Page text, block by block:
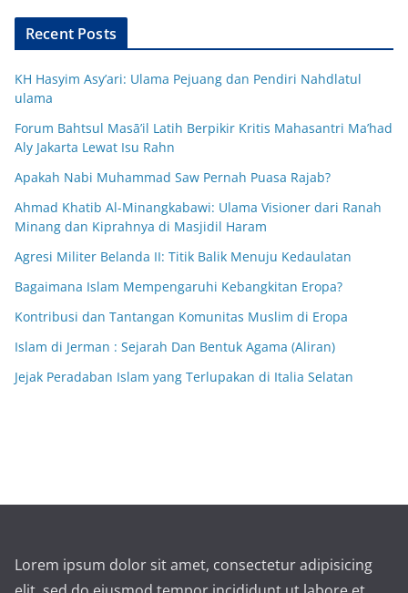
Recent Posts
KH Hasyim Asy’ari: Ulama Pejuang dan Pendiri Nahdlatul
ulama
Forum Bahtsul Masā’il Latih Berpikir Kritis Mahasantri Ma’had
Aly Jakarta Lewat Isu Rahn
Apakah Nabi Muhammad Saw Pernah Puasa Rajab?
Ahmad Khatib Al-Minangkabawi: Ulama Visioner dari Ranah
Minang dan Kiprahnya di Masjidil Haram
Agresi Militer Belanda II: Titik Balik Menuju Kedaulatan
Bagaimana Islam Mempengaruhi Kebangkitan Eropa?
Kontribusi dan Tantangan Komunitas Muslim di Eropa
Islam di Jerman : Sejarah Dan Bentuk Agama (Aliran)
Jejak Peradaban Islam yang Terlupakan di Italia Selatan
Lorem ipsum dolor sit amet, consectetur adipisicing